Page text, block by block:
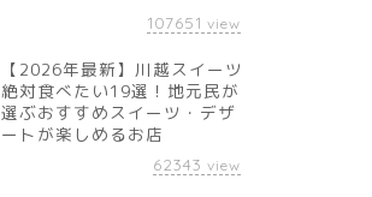
107651 view
【2026年最新】川越スイーツ
絶対食べたい19選！地元民が
選ぶおすすめスイーツ・デザ
ートが楽しめるお店
62343 view